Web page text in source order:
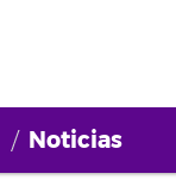
Noticias